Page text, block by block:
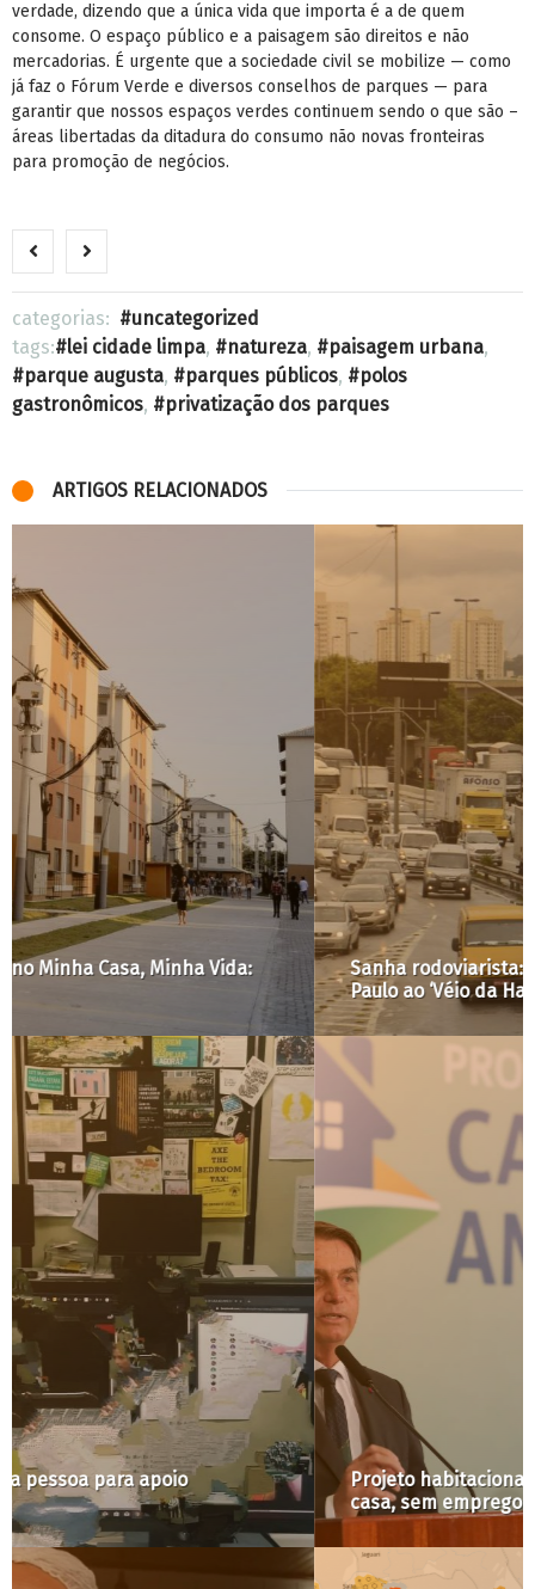
verdade, dizendo que a única vida que importa é a de quem
consome. O espaço público e a paisagem são direitos e não
mercadorias. É urgente que a sociedade civil se mobilize — como
já faz o Fórum Verde e diversos conselhos de parques — para
garantir que nossos espaços verdes continuem sendo o que são –
áreas libertadas da ditadura do consumo não novas fronteiras
para promoção de negócios.
categorias:
uncategorized
tags:
lei cidade limpa, natureza, paisagem urbana,
parque augusta, parques públicos,
polos
gastronômicos, privatização dos parques
ARTIGOS RELACIONADOS
Sanha rodoviarista: o que une a Prefeitura de São
Projeto habitacional do governo Bolsonaro: sem
casa, sem emprego e com dívida!